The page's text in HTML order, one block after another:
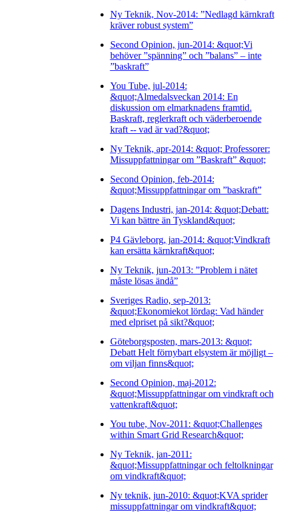
Ny Teknik, Nov-2014: ”Nedlagd kärnkraft
kräver robust system”
Second Opinion, jun-2014: &quot;Vi
behöver ”spänning” och ”balans” – inte
”baskraft”
You Tube, jul-2014:
&quot;Almedalsveckan 2014: En
diskussion om elmarknadens framtid.
Baskraft, reglerkraft och väderberoende
kraft -- vad är vad?&quot;
Ny Teknik, apr-2014: &quot; Professorer:
Missuppfattningar om ”Baskraft” &quot;
Second Opinion, feb-2014:
&quot;Missuppfattningar om ”baskraft”
Dagens Industri, jan-2014: &quot;Debatt:
Vi kan bättre än Tyskland&quot;
P4 Gävleborg, jan-2014: &quot;Vindkraft
kan ersätta kärnkraft&quot;
Ny Teknik, jun-2013: ”Problem i nätet
måste lösas ändå”
Sveriges Radio, sep-2013:
&quot;Ekonomiekot lördag: Vad händer
med elpriset på sikt?&quot;
Göteborgsposten, mars-2013: &quot;
Debatt Helt förnybart elsystem är möjligt –
om viljan finns&quot;
Second Opinion, maj-2012:
&quot;Missuppfattningar om vindkraft och
vattenkraft&quot;
You tube, Nov-2011: &quot;Challenges
within Smart Grid Research&quot;
Ny Teknik, jan-2011:
&quot;Missuppfattningar och feltolkningar
om vindkraft&quot;
Ny teknik, jun-2010: &quot;KVA sprider
missuppfattningar om vindkraft&quot;